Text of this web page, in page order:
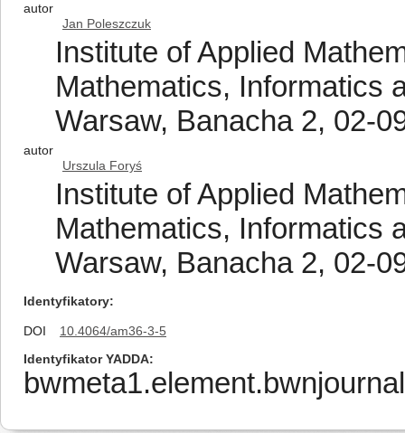
autor
Jan Poleszczuk
Institute of Applied
Mathematics, Informatics
Warsaw, Banacha 2, 02-
autor
Urszula Foryś
Institute of Applied
Mathematics, Informatics
Warsaw, Banacha 2, 02-
Identyfikatory
DOI
10.4064/am36-3-5
Identyfikator YADDA